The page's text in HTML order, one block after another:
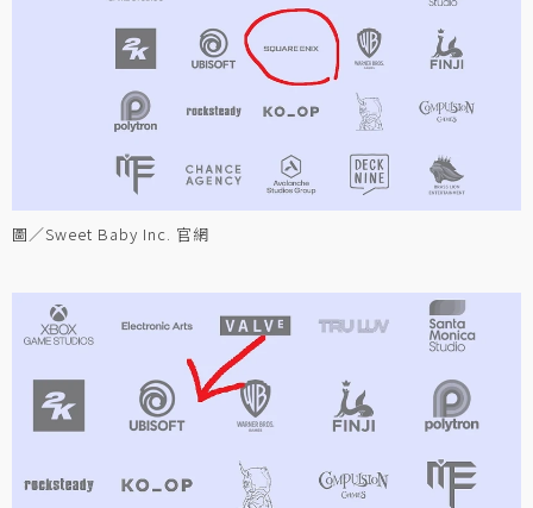
圖／Sweet Baby Inc. 官網